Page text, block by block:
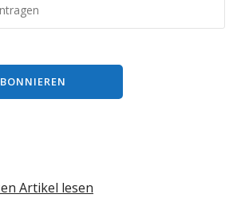
Artikel lesen